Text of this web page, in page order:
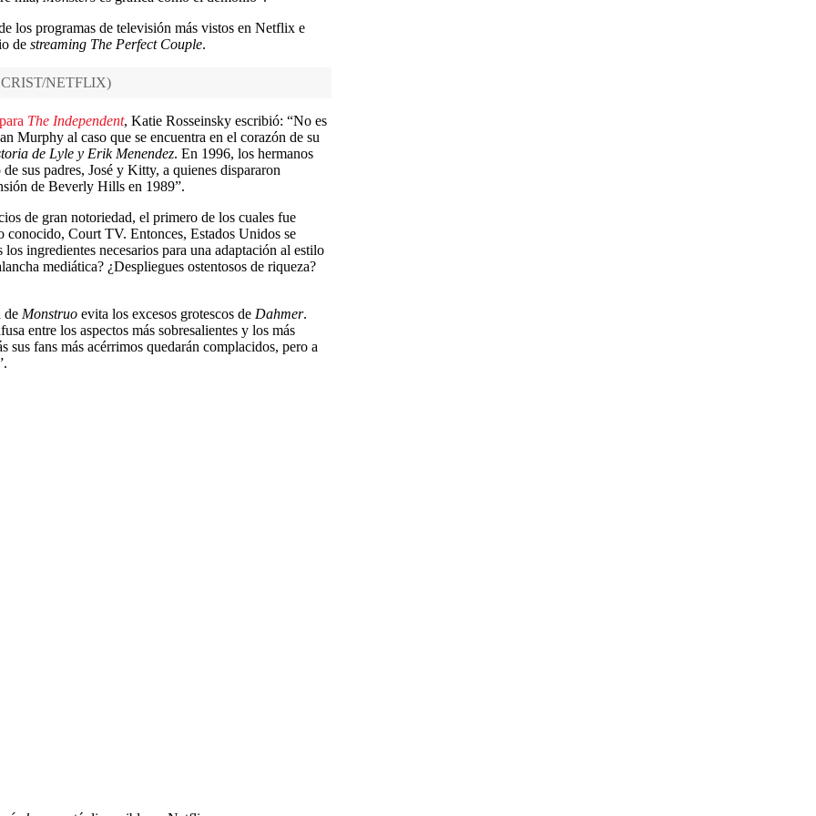
los programas de televisión más vistos en Netflix e
de streaming The Perfect Couple.
NETFLIX)
The Independent, Katie Rosseinsky escribió: “No es
Murphy al caso que se encuentra en el corazón de su
de Lyle y Erik Menendez. En 1996, los hermanos
sus padres, José y Kitty, a quienes dispararon
de Beverly Hills en 1989”.
de gran notoriedad, el primero de los cuales fue
conocido, Court TV. Entonces, Estados Unidos se
ingredientes necesarios para una adaptación al estilo
mediática? ¿Despliegues ostentosos de riqueza?
de Monstruo evita los excesos grotescos de Dahmer.
entre los aspectos más sobresalientes y los más
fans más acérrimos quedarán complacidos, pero a